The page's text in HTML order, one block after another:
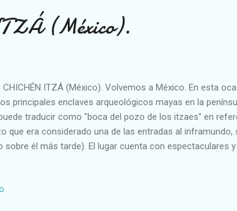
(México).
ITZÁ (México). Volvemos a México. En esta
principales enclaves arqueológicos mayas en la
traducir como "boca del pozo de los itzaes" en
que era considerado una de las entradas al
sobre él más tarde). El lugar cuenta con espectaculares
de unos 25 metros de altura. Se construyó
en su totalidad y en relación con cuatro cenotes